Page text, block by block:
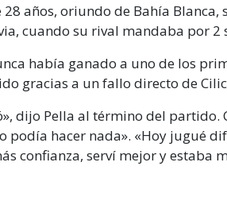
años, oriundo de Bahía
cuando su rival mandaba por 2
había ganado a uno de los
gracias a un fallo directo de
dijo Pella al término del
podía hacer nada». «Hoy jugué
confianza, serví mejor y estaba